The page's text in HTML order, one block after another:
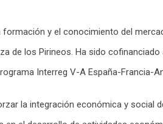
formación y el conocimiento del
de los Pirineos. Ha sido
Interreg V-A España-Francia-
la integración económica y social